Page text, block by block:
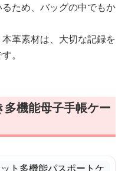
ため、バッグの中でもか
革素材は、大切な記録を
。
機能母子手帳ケー